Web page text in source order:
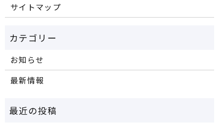
サイトマップ
お知らせ
最新情報